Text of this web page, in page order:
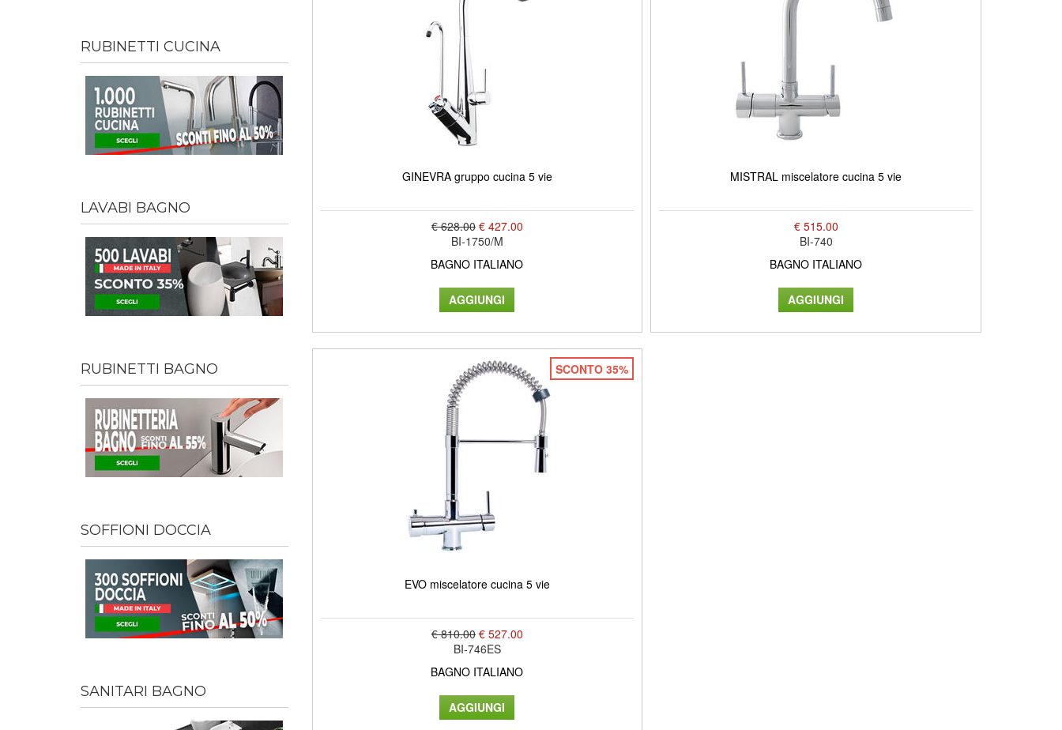
RUBINETTI CUCINA
LAVABI BAGNO
RUBINETTI BAGNO
SOFFIONI DOCCIA
SANITARI BAGNO
GINEVRA gruppo cucina 5 vie
€ 628.00 € 427.00
BI-1750/M
BAGNO ITALIANO
MISTRAL miscelatore cucina 5 vie
€ 515.00
BI-740
BAGNO ITALIANO
SCONTO 35%
EVO miscelatore cucina 5 vie
€ 810.00 € 527.00
BI-746ES
BAGNO ITALIANO